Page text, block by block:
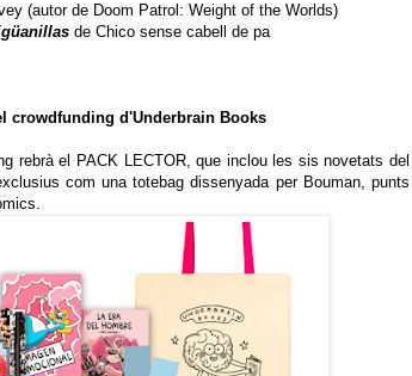
(autor de Doom Patrol: Weight of the Worlds)
de Chico sense cabell de pa
crowdfunding d'Underbrain Books
rebrà el PACK LECTOR, que inclou les sis novetats del
com una totebag dissenyada per Bouman, punts